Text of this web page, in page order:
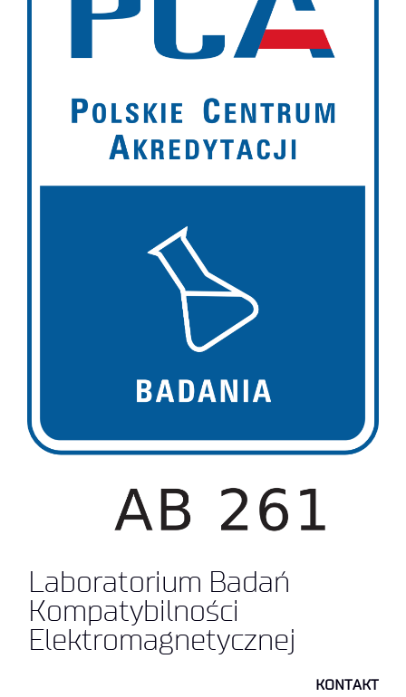
Laboratorium Badań
Kompatybilności
Elektromagnetycznej
KONTAKT